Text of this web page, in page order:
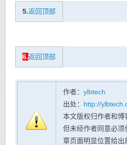
5.返回顶部
6.返回顶部
作者： ylbtech
出处： http://
本文版权归作者和博
但未经作者同意必
章页面明显位置给出